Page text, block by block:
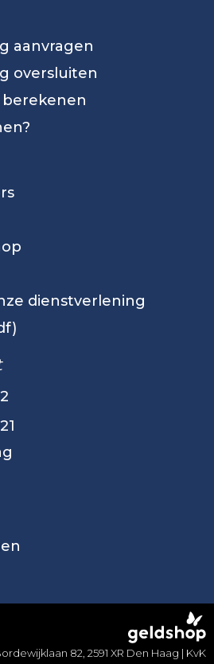
aanvragen
oversluiten
dienstverlening
82, 2591 XR Den Haag | KvK